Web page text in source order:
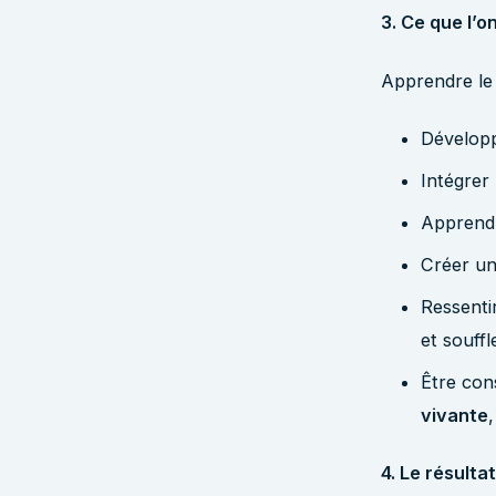
3. Ce que
Apprendre le
Intégrer
Créer
et
Être
vivante
4. Le